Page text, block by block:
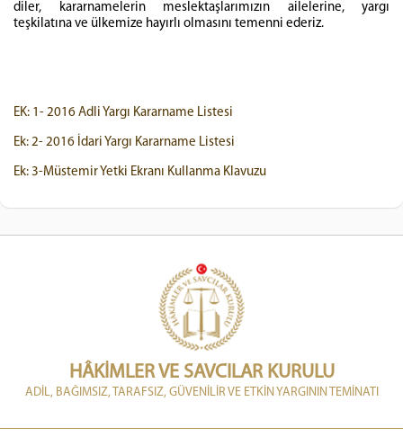
diler, kararnamelerin meslektaşlarımızın ailelerine, yargı
teşkilatına ve ülkemize hayırlı olmasını temenni ederiz.
EK: 1- 2016 Adli Yargı Kararname Listesi
Ek: 2- 2016 İdari Yargı Kararname Listesi
Ek: 3-Müstemir Yetki Ekranı Kullanma Klavuzu
HÂKİMLER VE SAVCILAR KURULU
ADİL, BAĞIMSIZ, TARAFSIZ, GÜVENİLİR VE ETKİN YARGININ TEMİNATI